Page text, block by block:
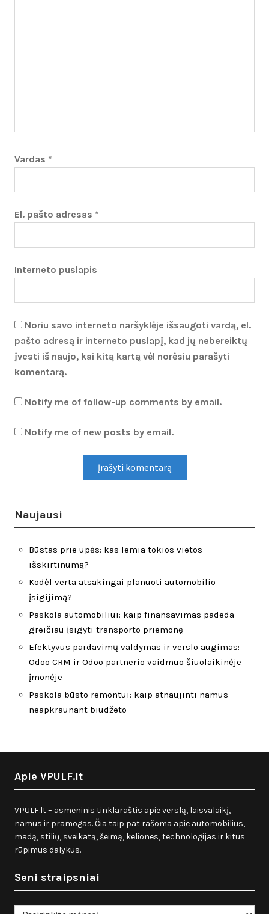
Vardas *
El. pašto adresas *
Interneto puslapis
Noriu savo interneto naršyklėje išsaugoti vardą, el.
pašto adresą ir interneto puslapį, kad jų nebereiktų
įvesti iš naujo, kai kitą kartą vėl norėsiu parašyti
komentarą.
Notify me of follow-up comments by email.
Notify me of new posts by email.
Naujausi
Būstas prie upės: kas lemia tokios vietos
išskirtinumą?
Kodėl verta atsakingai planuoti automobilio
įsigijimą?
Paskola automobiliui: kaip finansavimas padeda
greičiau įsigyti transporto priemonę
Efektyvus pardavimų valdymas ir verslo augimas:
Odoo CRM ir Odoo partnerio vaidmuo šiuolaikinėje
įmonėje
Paskola būsto remontui: kaip atnaujinti namus
neapkraunant biudžeto
Apie VPULF.lt
VPULF.lt – asmeninis tinklaraštis apie verslą, laisvalaikį,
namus ir pramogas. Čia taip pat rašoma apie automobilius,
madą, stilių, sveikatą, šeimą, keliones, technologijas ir kitus
rūpimus dalykus.
Seni straipsniai
Seni